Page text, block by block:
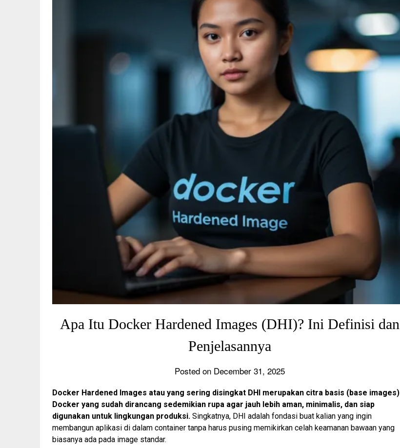
Apa Itu Docker Hardened Images (DHI)? Ini Definisi dan
Penjelasannya
Posted on December 31, 2025
Docker Hardened Images atau yang sering disingkat DHI merupakan citra basis (base images)
Docker yang sudah dirancang sedemikian rupa agar jauh lebih aman, minimalis, dan siap
digunakan untuk lingkungan produksi. Singkatnya, DHI adalah fondasi buat kalian yang ingin
membangun aplikasi di dalam container tanpa harus pusing memikirkan celah keamanan bawaan yang
biasanya ada pada image standar.